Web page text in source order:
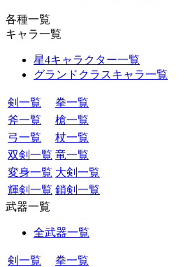
各種一覧
キャラ一覧
星4キャラクター一覧
グランドクラスキャラ一覧
剣一覧
拳一覧
斧一覧
槍一覧
弓一覧
杖一覧
双剣一覧 竜一覧
変身一覧 大剣一覧
輝剣一覧 鎖剣一覧
武器一覧
全武器一覧
剣一覧
拳一覧